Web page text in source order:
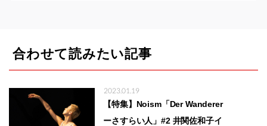
合わせて読みたい記事
2023.01.19
【特集】Noism「Der Wanderer
ーさすらい人」#2 井関佐和子イ